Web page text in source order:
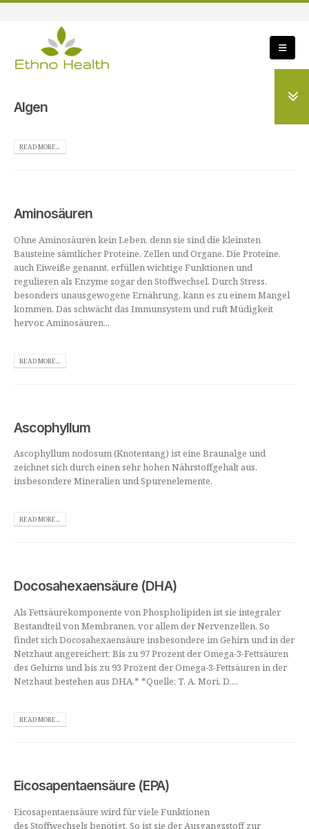
Algen
READ MORE...
Aminosäuren
Ohne Aminosäuren kein Leben, denn sie sind die kleinsten
Bausteine sämtlicher Proteine, Zellen und Organe. Die Proteine,
auch Eiweiße genannt, erfüllen wichtige Funktionen und
regulieren als Enzyme sogar den Stoffwechsel. Durch Stress,
besonders unausgewogene Ernährung, kann es zu einem Mangel
kommen. Das schwächt das Immunsystem und ruft Müdigkeit
hervor. Aminosäuren...
READ MORE...
Ascophyllum
Ascophyllum nodosum (Knotentang) ist eine Braunalge und
zeichnet sich durch einen sehr hohen Nährstoffgehalt aus,
insbesondere Mineralien und Spurenelemente.
READ MORE...
Docosahexaensäure (DHA)
Als Fettsäurekomponente von Phospholipiden ist sie integraler
Bestandteil von Membranen, vor allem der Nervenzellen. So
findet sich Docosahexaensäure insbesondere im Gehirn und in der
Netzhaut angereichert: Bis zu 97 Prozent der Omega-3-Fettsäuren
des Gehirns und bis zu 93 Prozent der Omega-3-Fettsäuren in der
Netzhaut bestehen aus DHA.* *Quelle: T. A. Mori, D....
READ MORE...
Eicosapentaensäure (EPA)
Eicosapentaensäure wird für viele Funktionen
des Stoffwechsels benötigt. So ist sie der Ausgangsstoff zur